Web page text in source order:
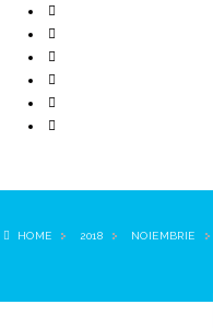
HOME 2018 NOIEMBRIE